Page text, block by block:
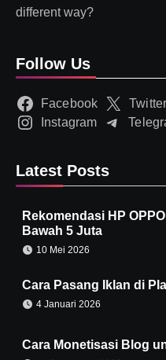
different way?
Follow Us
Facebook Twitter
Instagram
Latest Posts
Rekomendasi HP
Bawah 5 Juta
10 Mei 2026
Cara Pasang Iklan di
4 Januari 2026
Cara Monetisasi Blog